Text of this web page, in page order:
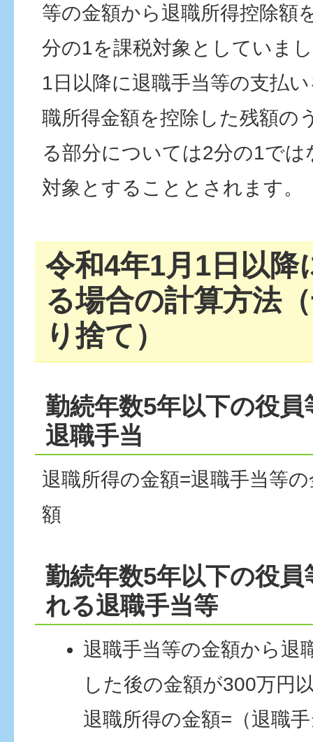
等の金額から退職所得控除額
分の1を課税対象としていま
1日以降に退職手当等の支払
職所得金額を控除した残額の
る部分については2分の1では
対象とすることとされます。
令和4年1月1日以降
る場合の計算方法
り捨て）
勤続年数5年以下の役
退職手当
退職所得の金額=退職手当等
額
勤続年数5年以下の役
れる退職手当等
退職手当等の金額から退
した後の金額が300万円
退職所得の金額=（退職